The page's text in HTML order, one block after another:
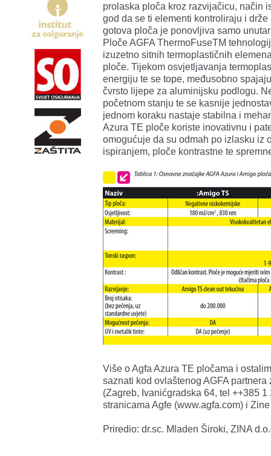
prolaska ploča kroz razvijačicu, način
god da se ti elementi kontroliraju i
gotova ploča je ponovljiva samo
Ploče AGFA ThermoFuseTM
izuzetno sitnih termoplastičnih
ploče. Tijekom osvjetljavanja
energiju te se tope, međusobno
čvrsto lijepe za aluminijsku podlogu.
početnom stanju te se kasnije
jednom koraku nastaje stabilna i
Azura TE ploče koriste inovativnu i
omogućuje da su odmah po izlasku iz
ispiranjem, ploče kontrastne te
Više o Agfa Azura TE pločama i
saznati kod ovlaštenog AGFA partnera
(Zagreb, Ivanićgradska 64, tel ++385
stranicama Agfe (www.agfa.com) i
Priredio: dr.sc. Mladen Široki, ZINA